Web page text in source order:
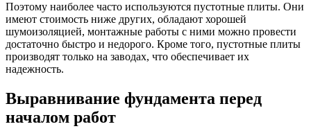
Поэтому наиболее часто используются пустотные плиты. Они
имеют стоимость ниже других, обладают хорошей
шумоизоляцией, монтажные работы с ними можно провести
достаточно быстро и недорого. Кроме того, пустотные плиты
производят только на заводах, что обеспечивает их
надежность.
Выравнивание фундамента перед
началом работ